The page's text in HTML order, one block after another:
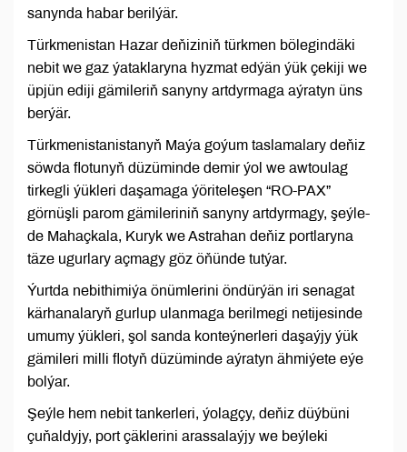
sanynda habar berilýär.
Türkmenistan Hazar deňiziniň türkmen bölegindäki
nebit we gaz ýataklaryna hyzmat edýän ýük çekiji we
üpjün ediji gämileriň sanyny artdyrmaga aýratyn üns
berýär.
Türkmenistanistanyň Maýa goýum taslamalary deňiz
söwda flotunyň düzüminde demir ýol we awtoulag
tirkegli ýükleri daşamaga ýöriteleşen “RO-PAX”
görnüşli parom gämileriniň sanyny artdyrmagy, şeýle-
de Mahaçkala, Kuryk we Astrahan deňiz portlaryna
täze ugurlary açmagy göz öňünde tutýar.
Ýurtda nebithimiýa önümlerini öndürýän iri senagat
kärhanalaryň gurlup ulanmaga berilmegi netijesinde
umumy ýükleri, şol sanda konteýnerleri daşaýjy ýük
gämileri milli flotyň düzüminde aýratyn ähmiýete eýe
bolýar.
Şeýle hem nebit tankerleri, ýolagçy, deňiz düýbüni
çuňaldyjy, port çäklerini arassalaýjy we beýleki